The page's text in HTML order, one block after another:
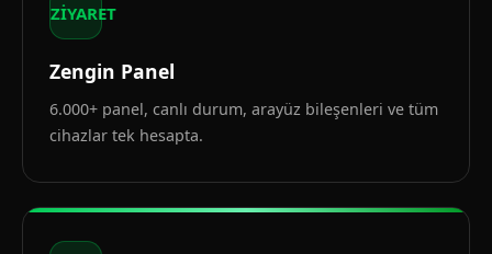
ZİYARET
Zengin Panel
6.000+ panel, canlı durum, arayüz bileşenleri ve tüm
cihazlar tek hesapta.